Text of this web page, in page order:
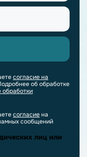
согласие на
об обработке
обработки
согласиена
сообщений
лиц или